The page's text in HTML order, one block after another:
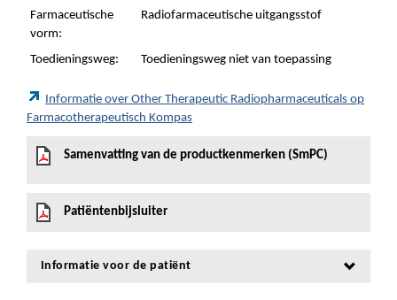
Farmaceutische
vorm:
Radiofarmaceutische uitgangsstof
Toedieningsweg: Toedieningsweg niet van toepassing
Informatie over Other Therapeutic Radiopharmaceuticals op
Farmacotherapeutisch Kompas
Samenvatting van de productkenmerken (SmPC)
Patiëntenbijsluiter
Informatie voor de patiënt